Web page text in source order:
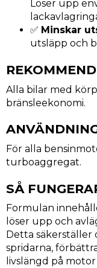
Löser upp
✅ Minskar
utsläpp och
Alla bilar med
bränsleekonomi.
För alla
turboaggregat.
SÅ
Formulan
löser upp och
Detta säkerställer
spridarna,
livslängd på